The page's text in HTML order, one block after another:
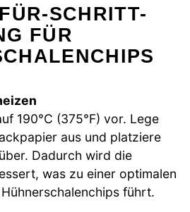
SCHRITT-
FÜR
190°C (375°F) vor. Lege
aus und platziere
Dadurch wird die
was zu einer optimalen
führt.